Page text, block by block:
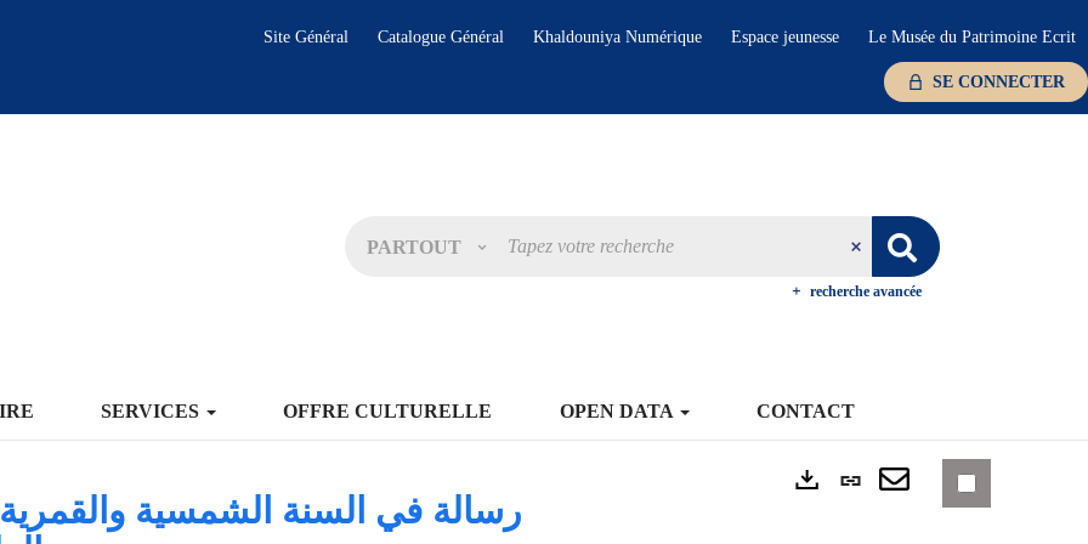
Site Général Catalogue Général Khaldouniya Numérique Espace jeunesse Le Musée du Patrimoine Ecrit
SE CONNECTER
PARTOUT
recherche avancée
SERVICES OFFRE CULTURELLE OPEN DATA CONTACT
رسالة في السنة الشمسية
Lien